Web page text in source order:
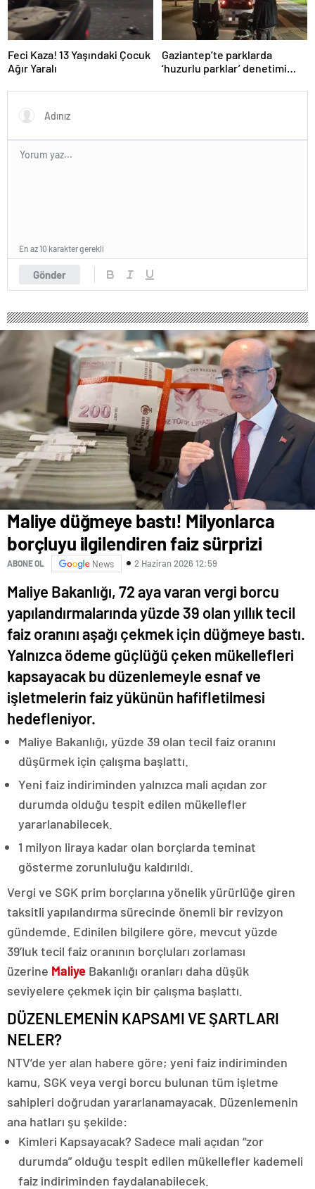
Feci Kaza! 13 Yaşındaki Çocuk
Ağır Yaralı
Gaziantep’te parklarda
‘huzurlu parklar’ denetimi
Gönder
En az 10 karakter gerekli
Maliye düğmeye bastı! Milyonlarca
borçluyu ilgilendiren faiz sürprizi
ABONE OL News 2 Haziran 2026 12:59
Maliye Bakanlığı, 72 aya varan vergi borcu
yapılandırmalarında yüzde 39 olan yıllık tecil
faiz oranını aşağı çekmek için düğmeye bastı.
Yalnızca ödeme güçlüğü çeken mükellefleri
kapsayacak bu düzenlemeyle esnaf ve
işletmelerin faiz yükünün hafifletilmesi
hedefleniyor.
Maliye Bakanlığı, yüzde 39 olan tecil faiz oranını
düşürmek için çalışma başlattı.
Yeni faiz indiriminden yalnızca mali açıdan zor
durumda olduğu tespit edilen mükellefler
yararlanabilecek.
1 milyon liraya kadar olan borçlarda teminat
gösterme zorunluluğu kaldırıldı.
Vergi ve SGK prim borçlarına yönelik yürürlüğe giren
taksitli yapılandırma sürecinde önemli bir revizyon
gündemde. Edinilen bilgilere göre, mevcut yüzde
39’luk tecil faiz oranının borçluları zorlaması
üzerine Maliye Bakanlığı oranları daha düşük
seviyelere çekmek için bir çalışma başlattı.
DÜZENLEMENİN KAPSAMI VE ŞARTLARI
NELER?
NTV’de yer alan habere göre; yeni faiz indiriminden
kamu, SGK veya vergi borcu bulunan tüm işletme
sahipleri doğrudan yararlanamayacak. Düzenlemenin
ana hatları şu şekilde:
Kimleri Kapsayacak? Sadece mali açıdan “zor
durumda” olduğu tespit edilen mükellefler kademeli
faiz indiriminden faydalanabilecek.